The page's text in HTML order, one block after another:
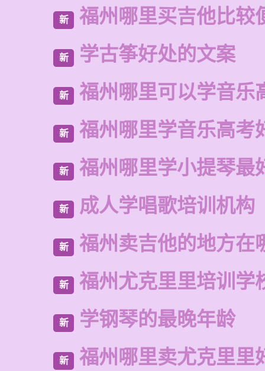
新 福州哪里买吉他比较
新 学古筝好处的文案
新 福州哪里可以学音乐
新 福州哪里学音乐高考
新 福州哪里学小提琴最
新 成人学唱歌培训机构
新 福州卖吉他的地方在
新 福州尤克里里培训学
新 学钢琴的最晚年龄
新 福州哪里卖尤克里里